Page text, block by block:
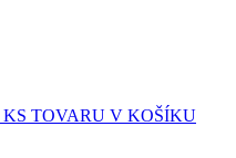
KS TOVARU V KOŠÍKU